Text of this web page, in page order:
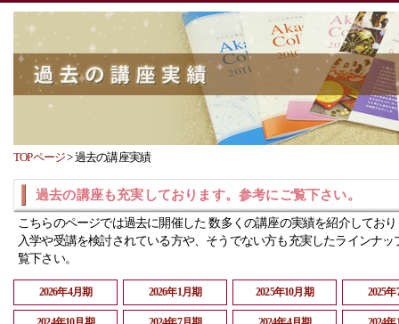
TOPページ>過去の講座実績
過去の講座も充実しております。参考にご覧下さい。
こちらのページでは過去に開催した 数多くの講座の実績を紹介してお
入学や受講を検討されている方や、そうでない方も充実したラインナッ
覧下さい。
2026年4月期 2026年1月期 2025年10月期 2025